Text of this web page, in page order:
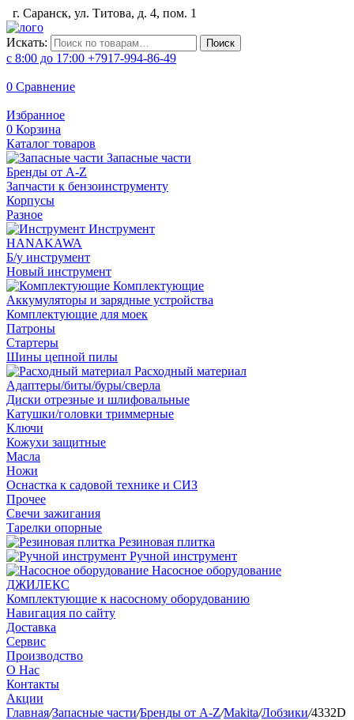
г. Саранск, ул. Титова, д. 4, пом. 1
Искать: Поиск
с 8:00 до 17:00 +7917-994-86-49
0 Сравнение
Избранное
0 Корзина
Каталог товаров
Запасные части
Бренды от A-Z
Запчасти к бензоинструменту
Корпусы
Разное
Инструмент
HANAKAWA
Б/у инструмент
Новый инструмент
Комплектующие
Аккумуляторы и зарядные устройства
Комплектующие для моек
Патроны
Стартеры
Шины цепной пилы
Расходный материал
Адаптеры/биты/буры/сверла
Диски отрезные и шлифовальные
Катушки/головки триммерные
Ключи
Кожухи защитные
Масла
Ножи
Оснастка к садовой технике и СИЗ
Прочее
Свечи зажигания
Тарелки опорные
Резиновая плитка
Ручной инструмент
Насосное оборудование
ДЖИЛЕКС
Комплектующие к насосному оборудованию
Навигация по сайту
Доставка
Сервис
Производство
О Нас
Контакты
Акции
Главная/Запасные части/Бренды от A-Z/Makita/Лобзики/4332D